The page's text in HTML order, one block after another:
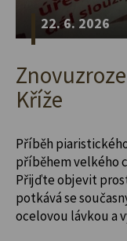
22. 6. 2026
Kříže
Příběh
příběhem velkého
Přijďte objevit
potkává se
ocelovou lávkou a